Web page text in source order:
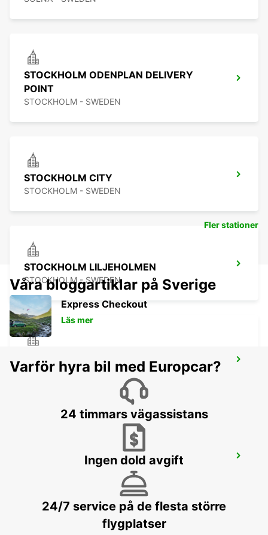
STOCKHOLM ODENPLAN DELIVERY
POINT
STOCKHOLM - SWEDEN
STOCKHOLM CITY
STOCKHOLM - SWEDEN
STOCKHOLM LILJEHOLMEN
STOCKHOLM - SWEDEN
DELIVERY
Fler stationer
Våra bloggartiklar på Sverige
Express Checkout
Läs mer
Varför hyra bil med Europcar?
24 timmars vägassistans
Ingen dold avgift
24/7 service på de flesta större
flygplatser